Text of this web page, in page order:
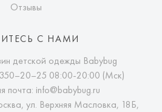
Отзывы
С НАМИ
детской одежды Babybug
08:00-20:00 (Мск)
почта: info@babybug.ru
ул. Верхняя Масловка, 18Б,